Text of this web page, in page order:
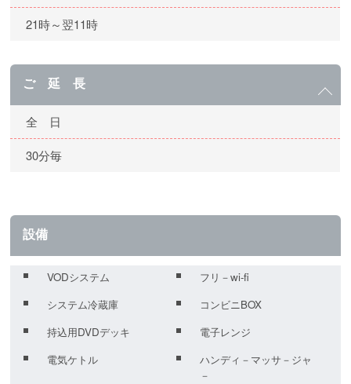
21時～翌11時
ご 延 長
全 日
30分毎
設備
VODシステム
フリ－wi-fi
システム冷蔵庫
コンビニBOX
持込用DVDデッキ
電子レンジ
電気ケトル
ハンディ－マッサ－ジャ
－